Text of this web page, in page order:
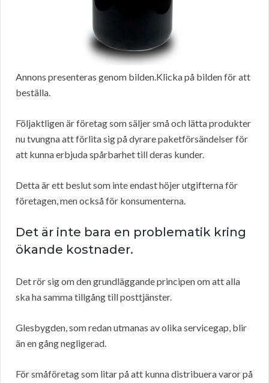
Annons presenteras genom bilden.Klicka på bilden för att
beställa.
Följaktligen är företag som säljer små och lätta produkter
nu tvungna att förlita sig på dyrare paketförsändelser för
att kunna erbjuda spårbarhet till deras kunder.
Detta är ett beslut som inte endast höjer utgifterna för
företagen, men också för konsumenterna.
Det är inte bara en problematik kring
ökande kostnader.
Det rör sig om den grundläggande principen om att alla
ska ha samma tillgång till posttjänster.
Glesbygden, som redan utmanas av olika servicegap, blir
än en gång negligerad.
För småföretag som litar på att kunna distribuera varor på